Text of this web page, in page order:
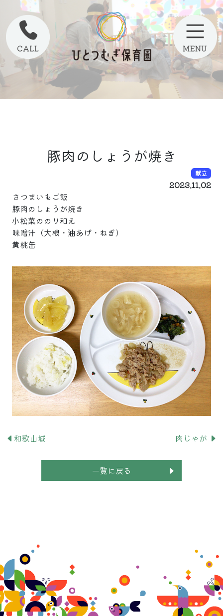
豚肉のしょうが焼き
献立
2023.11.02
さつまいもご飯
豚肉のしょうが焼き
小松菜ののり和え
味噌汁（大根・油あげ・ねぎ）
黄桃缶
和歌山城 肉じゃが
一覧に戻る